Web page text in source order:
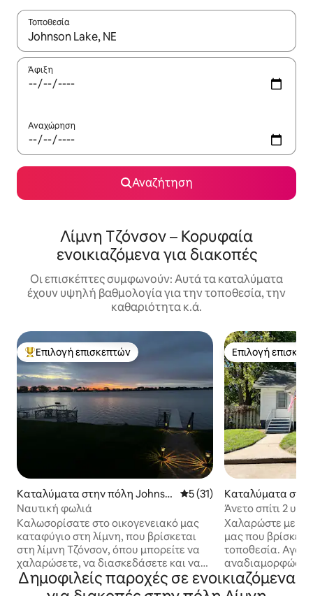
Τοποθεσία
Όταν τα αποτελέσματα είναι διαθέσιμα, μπορείτε να
Άφιξη
Αναχώρηση
Αναζήτηση
Λίμνη Τζόνσον – Κορυφαία
ενοικιαζόμενα για διακοπές
Οι επισκέπτες συμφωνούν: Αυτά τα καταλύματα
έχουν υψηλή βαθμολογία για την τοποθεσία, την
καθαριότητα κ.ά.
Κορυφαία επιλογή επισκεπτών
Επιλογή επισκεπτών
Καταλύματα στην πόλη Johnso
n Lake
Μέση βαθμολογία: 5 στα 5,
5 (31)
Ναυτική φωλιά
Καλωσορίσατε στο οικογενειακό μας
καταφύγιο στη λίμνη, που βρίσκεται
στη λίμνη Τζόνσον, όπου μπορείτε να
χαλαρώσετε, να διασκεδάσετε και να
αναζητήσετε περιπέτεια. Ένα
πρόσφατα ανακαινισμένο σπίτι, που
Επιλογή
Επιλογή
Καταλύματα
έτεμποργκ
Άνετο σπίτι 2
Γκέτεμποργκ, Νε
Χαλαρώστε με την
μας που
τοποθεσία. Αγοράσαμε και
μπανγκαλόου
όσο το δυνατόν
Δημοφιλείς παροχές σε ενοικιαζόμενα